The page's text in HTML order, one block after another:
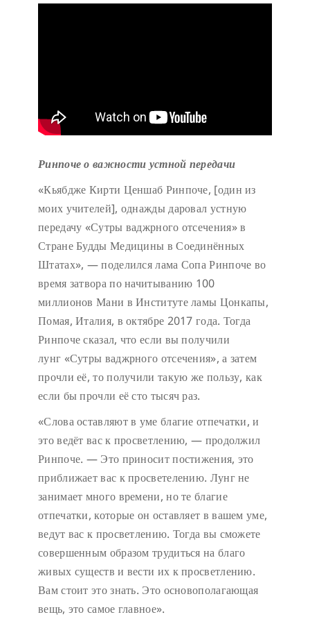
Ринпоче о важности устной передачи
«Кьябдже Кирти Ценшаб Ринпоче, [один из
моих учителей], однажды даровал устную
передачу «Сутры ваджрного отсечения» в
Стране Будды Медицины в Соединённых
Штатах», — поделился лама Сопа Ринпоче во
время затвора по начитыванию 100
миллионов Мани в Институте ламы Цонкапы,
Помая, Италия, в октябре 2017 года. Тогда
Ринпоче сказал, что если вы получили
лунг «Сутры ваджрного отсечения», а затем
прочли её, то получили такую же пользу, как
если бы прочли её сто тысяч раз.
«Слова оставляют в уме благие отпечатки, и
это ведёт вас к просветлению, — продолжил
Ринпоче. — Это приносит постижения, это
приближает вас к просветелению. Лунг не
занимает много времени, но те благие
отпечатки, которые он оставляет в вашем уме,
ведут вас к просветлению. Тогда вы сможете
совершенным образом трудиться на благо
живых существ и вести их к просветлению.
Вам стоит это знать. Это основополагающая
вещь, это самое главное».